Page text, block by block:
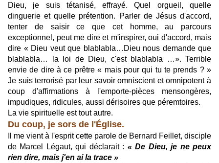
Dieu, je suis tétanisé, effrayé. Quel orgueil, quelle
dinguerie et quelle prétention. Parler de Jésus d'accord,
tenter de saisir ce que cet homme, au parcours
exceptionnel, peut me dire et m'inspirer, oui d'accord, mais
dire « Dieu veut que blablabla…Dieu nous demande que
blablabla… la loi de Dieu, c'est blablabla …». Terrible
envie de dire à ce prêtre « mais pour qui tu te prends ? »
Je suis terrorisé par leur savoir omniscient et omnipotent à
coup d'affirmations à l'emporte-pièces mensongères,
impudiques, ridicules, aussi dérisoires que péremtoires.
La vie spirituelle est tout autre.
Du coup, je sors de l'Église.
Il me vient à l'esprit cette parole de Bernard Feillet, disciple
de Marcel Légaut, qui déclarait : « De Dieu, je ne peux
rien dire, mais j'en ai la trace »